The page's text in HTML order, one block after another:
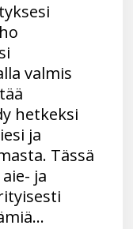
valmis
hetkeksi
ja
Tässä
ja